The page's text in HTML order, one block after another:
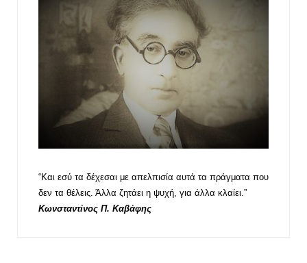
“Και εσύ τα δέχεσαι με απελπισία αυτά τα πράγματα που
δεν τα θέλεις. Άλλα ζητάει η ψυχή, για άλλα κλαίει.”
Κωνσταντίνος Π. Καβάφης